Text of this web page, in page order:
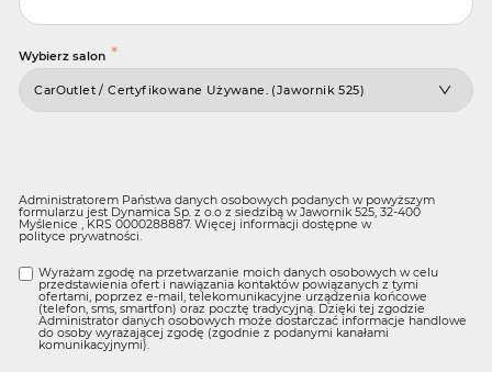
Wybierz salon *
Administratorem Państwa danych osobowych podanych w powyższym
formularzu jest Dynamica Sp. z o.o z siedzibą w Jawornik 525, 32-400
Myślenice , KRS 0000288887. Więcej informacji dostępne w
polityce prywatności
Wyrażam zgodę na przetwarzanie moich danych osobowych w celu
przedstawienia ofert i nawiązania kontaktów powiązanych z tymi
ofertami, poprzez e-mail, telekomunikacyjne urządzenia końcowe
(telefon, sms, smartfon) oraz pocztę tradycyjną. Dzięki tej zgodzie
Administrator danych osobowych może dostarczać informacje handlowe
do osoby wyrażającej zgodę (zgodnie z podanymi kanałami
komunikacyjnymi).